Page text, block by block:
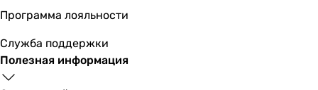
Программа лояльности
Служба поддержки
Полезная информация